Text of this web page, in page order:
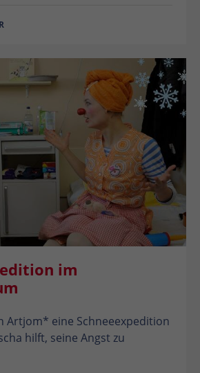
im
Artjom* eine Schneeexpedition
hilft, seine Angst zu